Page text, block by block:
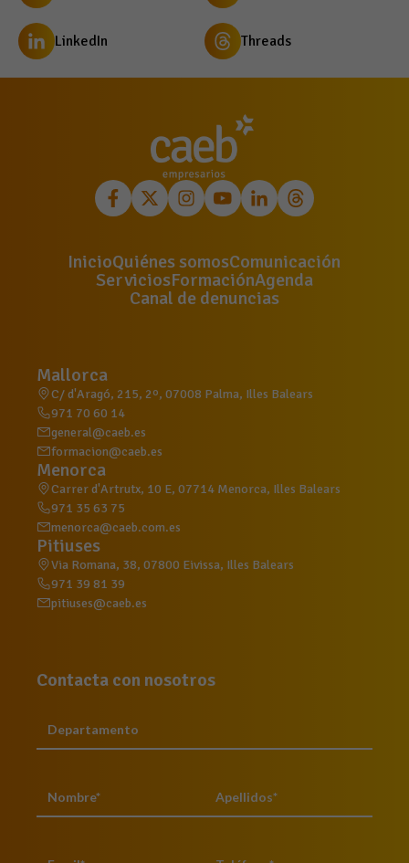
LinkedIn Threads
InicioQuiénes somosComunicación
ServiciosFormaciónAgenda
Canal de denuncias
Mallorca
C/ d'Aragó, 215, 2º, 07008 Palma, Illes Balears
971 70 60 14
general@caeb.es
formacion@caeb.es
Menorca
Carrer d'Artrutx, 10 E, 07714 Menorca, Illes Balears
971 35 63 75
menorca@caeb.com.es
Pitiuses
Via Romana, 38, 07800 Eivissa, Illes Balears
971 39 81 39
pitiuses@caeb.es
Contacta con nosotros